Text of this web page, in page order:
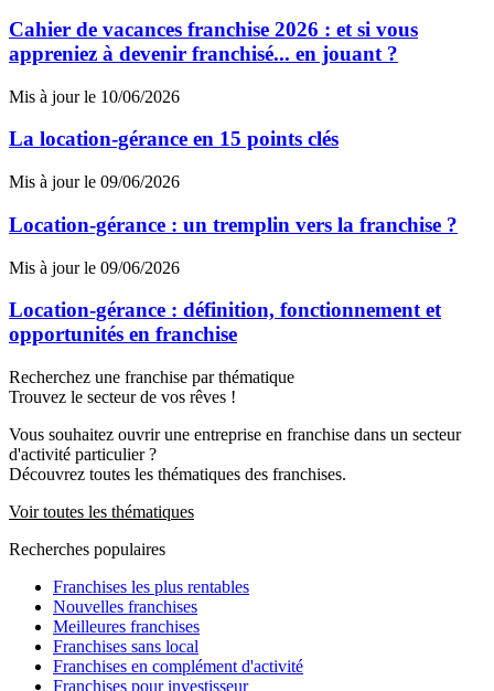
Cahier de vacances franchise 2026 : et si vous
appreniez à devenir franchisé... en jouant ?
Mis à jour le 10/06/2026
La location-gérance en 15 points clés
Mis à jour le 09/06/2026
Location-gérance : un tremplin vers la franchise ?
Mis à jour le 09/06/2026
Location-gérance : définition, fonctionnement et
opportunités en franchise
Recherchez une franchise par thématique
Trouvez le secteur de vos rêves !
Vous souhaitez ouvrir une entreprise en franchise dans un secteur
d'activité particulier ?
Découvrez toutes les thématiques des franchises.
Voir toutes les thématiques
Recherches populaires
Franchises les plus rentables
Nouvelles franchises
Meilleures franchises
Franchises sans local
Franchises en complément d'activité
Franchises pour investisseur